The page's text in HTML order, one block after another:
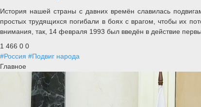
История нашей страны с давних времён славилась
простых трудящихся погибали в боях с врагом, чтобы их
внимания, так, 14 февраля 1993 был введён в действие
1 466 0 0
#Россия #Подвиг народа
Главное